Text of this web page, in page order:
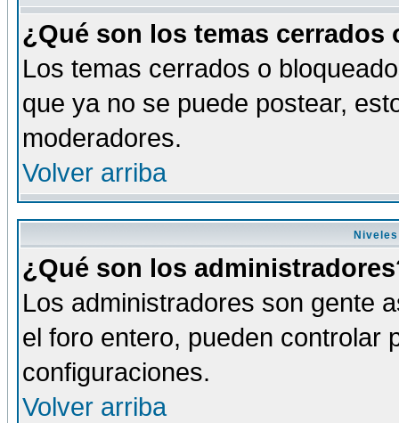
¿Qué son los temas cerrados
Los temas cerrados o
que ya no se puede postear,
moderadores.
Volver arriba
¿Qué son los
Los administradores son gente
el foro entero, pueden controlar
configuraciones.
Volver arriba